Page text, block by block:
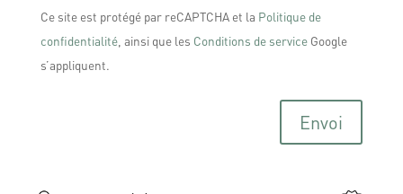
Ce site est protégé par reCAPTCHA et la Politique de
confidentialité, ainsi que les Conditions de serviceGoogle
s’appliquent.
Envoi